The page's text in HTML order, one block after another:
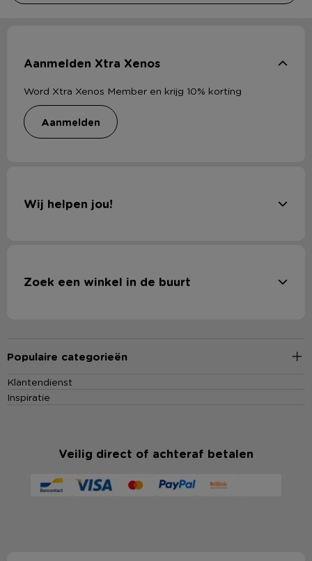
Aanmelden Xtra Xenos
Word Xtra Xenos Member en krijg 10% korting
aanmelden
Wij helpen jou!
Zoek een winkel in de buurt
Populaire categorieën
Klantendienst
Inspiratie
Veilig direct of achteraf betalen